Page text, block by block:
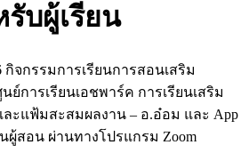
บผู้เรียน
จกรรมการเรียนการสอนเสริม
ย์การเรียนเอชพาร์ค การเรียนเสริม
ะแฟ้มสะสมผลงาน – อ.อ๋อม และ App
นผู้สอน ผ่านทางโปรแกรม Zoom